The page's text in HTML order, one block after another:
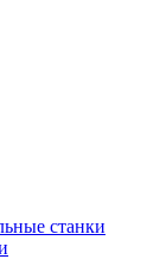
станки